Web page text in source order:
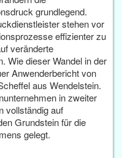
grundlegend.
stehen vor
effizienter zu
veränderte
Wie dieser Wandel in der
Anwenderbericht von
aus Wendelstein.
in zweiter
vollständig auf
Grundstein für die
gelegt.